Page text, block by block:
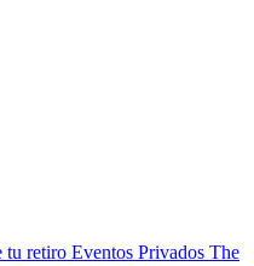
tu retiro Eventos Privados The